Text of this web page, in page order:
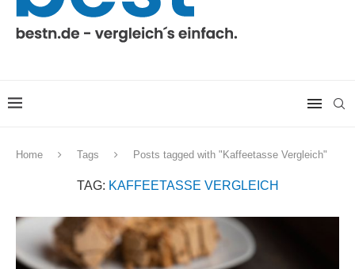
Home Tags Posts tagged with "Kaffeetasse Vergleich"
TAG: KAFFEETASSE VERGLEICH